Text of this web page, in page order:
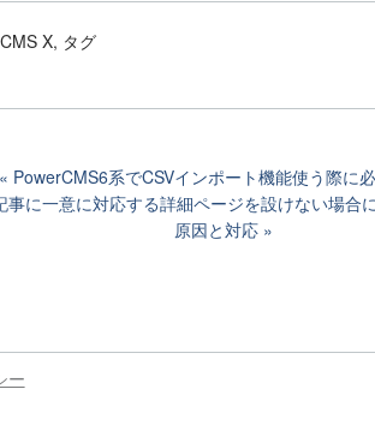
X, タグ
PowerCMS6系でCSVインポート機能使う際に
事に一意に対応する詳細ページを設けない場合
原因と対応
ー